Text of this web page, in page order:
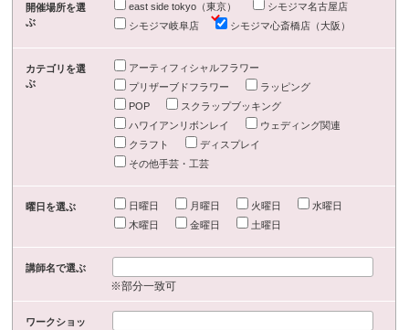
開催場所を選
ぶ
east side tokyo（東京）
シモジマ名古屋店
シモジマ岐阜店
シモジマ心斎橋店（大阪）
カテゴリを選
ぶ
アーティフィシャルフラワー
プリザーブドフラワー
ラッピング
POP
スクラップブッキング
ハワイアンリボンレイ
ウェディング関連
クラフト
ディスプレイ
その他手芸・工芸
曜日を選ぶ 日曜日 月曜日 火曜日
水曜日
木曜日
金曜日 土曜日
講師名で選ぶ
※部分一致可
ワークショッ